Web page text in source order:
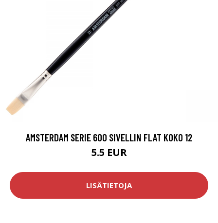
AMSTERDAM SERIE 600 SIVELLIN FLAT KOKO 12
5.5 EUR
LISÄTIETOJA